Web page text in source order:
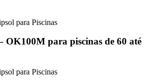
OK100M para piscinas de 60 até